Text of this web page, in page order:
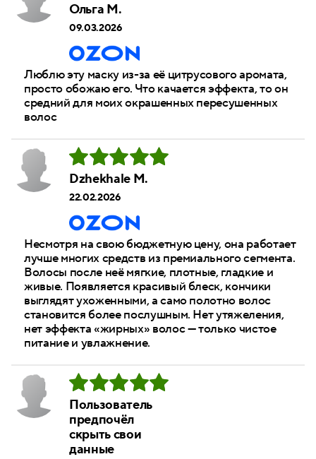
Ольга М.
09.03.2026
Люблю эту маску из-за её цитрусового аромата,
просто обожаю его. Что качается эффекта, то он
средний для моих окрашенных пересушенных
волос
Dzhekhale M.
22.02.2026
Несмотря на свою бюджетную цену, она работает
лучше многих средств из премиального сегмента.
Волосы после неё мягкие, плотные, гладкие и
живые. Появляется красивый блеск, кончики
выглядят ухоженными, а само полотно волос
становится более послушным. Нет утяжеления,
нет эффекта «жирных» волос — только чистое
питание и увлажнение.
Пользователь
предпочёл
скрыть свои
данные